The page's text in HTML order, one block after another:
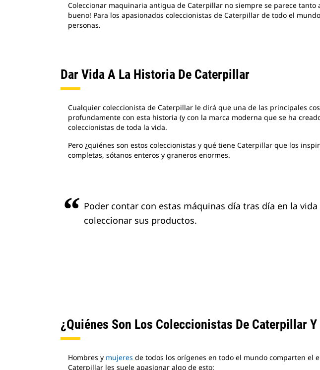
Coleccionar maquinaria antigua de Caterpillar no siempre se parece
bueno! Para los apasionados coleccionistas de Caterpillar de todo el
personas.
Dar Vida A La Historia De Caterpillar
Cualquier coleccionista de Caterpillar le dirá que una de las principales
profundamente con esta historia (y con la marca moderna que se ha
coleccionistas de toda la vida.
Pero ¿quiénes son estos coleccionistas y qué tiene Caterpillar que los
completas, sótanos enteros y graneros enormes.
Poder contar con estas máquinas día tras día en la
coleccionar sus productos.
¿Quiénes Son Los Coleccionistas De Caterpillar
Hombres y mujeres de todos los orígenes en todo el mundo comparten el
Caterpillar les suele apasionar algo de esto: